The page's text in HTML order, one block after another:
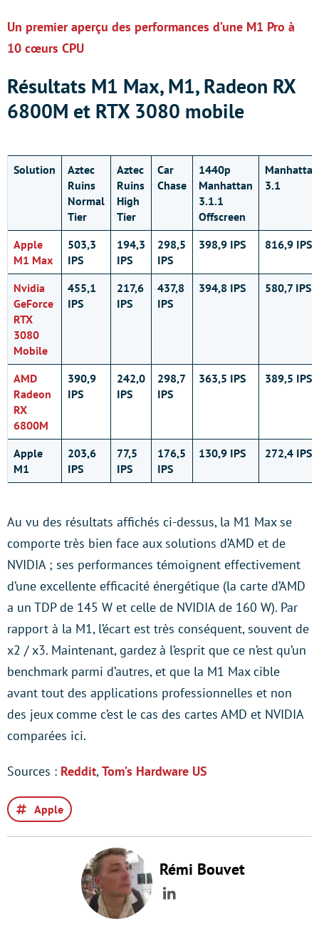
Un premier aperçu des performances d’une M1 Pro à
10 cœurs CPU
Résultats M1 Max, M1, Radeon RX
6800M et RTX 3080 mobile
Solution
Aztec
Ruins
Normal
Tier
Aztec
Ruins
High
Tier
Car
Chase
1440p
Manhattan
3.1.1
Offscreen
Manhattan
3.1
Apple
M1 Max
503,3
IPS
194,3
IPS
298,5
IPS
398,9 IPS 816,9 IPS
Nvidia
GeForce
RTX
3080
Mobile
455,1
IPS
217,6
IPS
437,8
IPS
394,8 IPS 580,7 IPS
AMD
Radeon
RX
6800M
390,9
IPS
242,0
IPS
298,7
IPS
363,5 IPS 389,5 IPS
Apple
M1
203,6
IPS
77,5
IPS
176,5
IPS
130,9 IPS 272,4 IPS
Au vu des résultats affichés ci-dessus, la M1 Max se
comporte très bien face aux solutions d’AMD et de
NVIDIA ; ses performances témoignent effectivement
d’une excellente efficacité énergétique (la carte d’AMD
a un TDP de 145 W et celle de NVIDIA de 160 W). Par
rapport à la M1, l’écart est très conséquent, souvent de
x2 / x3. Maintenant, gardez à l’esprit que ce n’est qu’un
benchmark parmi d’autres, et que la M1 Max cible
avant tout des applications professionnelles et non
des jeux comme c’est le cas des cartes AMD et NVIDIA
comparées ici.
Sources : Reddit,Tom’s Hardware US
Apple
Rémi Bouvet
LinkedIn